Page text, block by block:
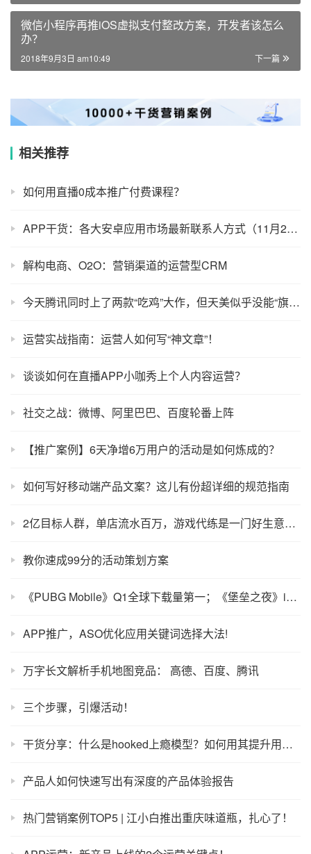
微信小程序再推iOS虚拟支付整改方案，开发者该怎么
办？
下一篇
2018年9月3日 am10:49
相关推荐
如何用直播0成本推广付费课程？
APP干货：各大安卓应用市场最新联系人方式（11月2号更新）
解构电商、O2O：营销渠道的运营型CRM
今天腾讯同时上了两款“吃鸡”大作，但天美似乎没能“旗开得胜”
运营实战指南：运营人如何写“神文章”！
谈谈如何在直播APP小咖秀上个人内容运营？
社交之战：微博、阿里巴巴、百度轮番上阵
【推广案例】6天净增6万用户的活动是如何炼成的？
如何写好移动端产品文案？这儿有份超详细的规范指南
2亿目标人群，单店流水百万，游戏代练是一门好生意吗？
教你速成99分的活动策划方案
《PUBG Mobile》Q1全球下载量第一；《堡垒之夜》iOS版收入突破5000万美元
APP推广，ASO优化应用关键词选择大法!
万字长文解析手机地图竞品： 高德、百度、腾讯
三个步骤，引爆活动！
干货分享：什么是hooked上瘾模型？如何用其提升用户活跃和粘性？
产品人如何快速写出有深度的产品体验报告
热门营销案例TOP5 | 江小白推出重庆味道瓶，扎心了！